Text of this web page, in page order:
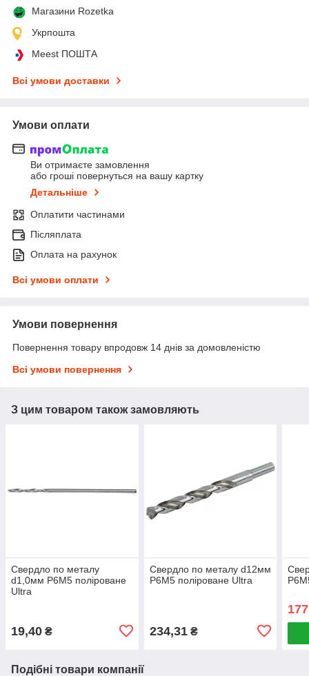
Магазини Rozetka
Укрпошта
Meest ПОШТА
Всі умови доставки
Умови оплати
Ви отримаєте замовлення
або гроші повернуться на вашу картку
Детальніше
Оплатити частинами
Післяплата
Оплата на рахунок
Всі умови оплати
Умови повернення
Повернення товару впродовж 14 днів за домовленістю
Всі умови повернення
З цим товаром також замовляють
Свердло по металу
d1,0мм P6M5 поліроване
Ultra
19,40 ₴
Свердло по металу d12мм
P6M5 поліроване Ultra
234,31₴
Подібні товари компанії